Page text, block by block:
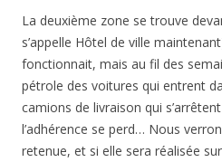
La deuxième zone se trouve
s’appelle Hôtel de ville
fonctionnait, mais au fil des
pétrole des voitures qui entrent
camions de livraison qui
l’adhérence se perd… Nous
retenue, et si elle sera réalisée